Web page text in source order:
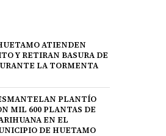
ATIENDEN
Y RETIRAN BASURA DE
LA TORMENTA
PLANTÍO
MIL 600 PLANTAS DE
EN EL
DE HUETAMO